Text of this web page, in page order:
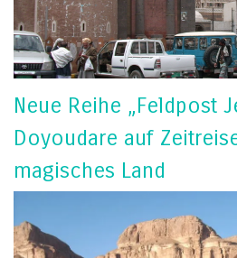
Neue Reihe „Feldpost
Doyoudare auf
magisches Land